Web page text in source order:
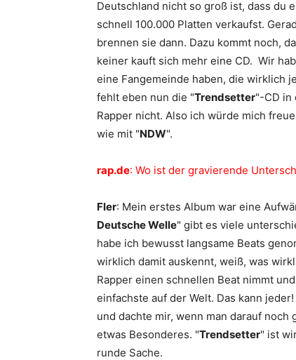
Deutschland nicht so groß ist, dass du
schnell 100.000 Platten verkaufst.
brennen sie dann. Dazu kommt noch,
keiner kauft sich mehr eine CD. Wir
eine Fangemeinde haben, die wirklich
fehlt eben nun die "Trendsetter"-CD in
Rapper nicht. Also ich würde mich
wie mit "NDW".
rap.de: Wo ist der gravierende
Fler: Mein erstes Album war eine
Deutsche Welle" gibt es viele
habe ich bewusst langsame Beats
wirklich damit auskennt, weiß, was
Rapper einen schnellen Beat nimmt
einfachste auf der Welt. Das kann
und dachte mir, wenn man darauf
etwas Besonderes. "Trendsetter" ist
runde Sache.